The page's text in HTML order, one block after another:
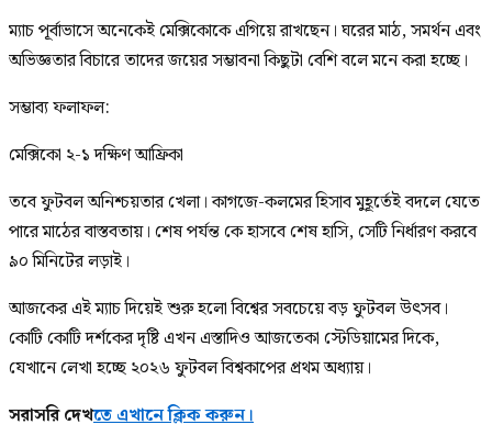
ম্যাচ পূর্বাভাসে অনেকেই মেক্সিকোকে এগিয়ে রাখছেন। ঘরের মাঠ, সমর্থন এবং
অভিজ্ঞতার বিচারে তাদের জয়ের সম্ভাবনা কিছুটা বেশি বলে মনে করা হচ্ছে।
সম্ভাব্য ফলাফল:
মেক্সিকো ২-১ দক্ষিণ আফ্রিকা
তবে ফুটবল অনিশ্চয়তার খেলা। কাগজে-কলমের হিসাব মুহূর্তেই বদলে যেতে
পারে মাঠের বাস্তবতায়। শেষ পর্যন্ত কে হাসবে শেষ হাসি, সেটি নির্ধারণ করবে
৯০ মিনিটের লড়াই।
আজকের এই ম্যাচ দিয়েই শুরু হলো বিশ্বের সবচেয়ে বড় ফুটবল উৎসব।
কোটি কোটি দর্শকের দৃষ্টি এখন এস্তাদিও আজতেকা স্টেডিয়ামের দিকে,
যেখানে লেখা হচ্ছে ২০২৬ ফুটবল বিশ্বকাপের প্রথম অধ্যায়।
সরাসরি দেখতে এখানে ক্লিক করুন।